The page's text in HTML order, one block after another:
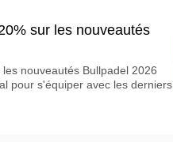
sur les nouveautés
nouveautés Bullpadel 2026
pour s'équiper avec les derniers